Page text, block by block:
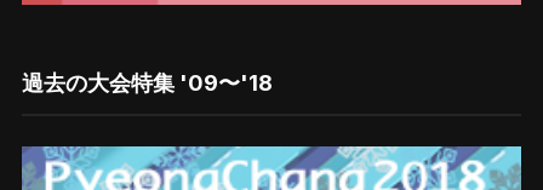
過去の大会特集 '09〜'18